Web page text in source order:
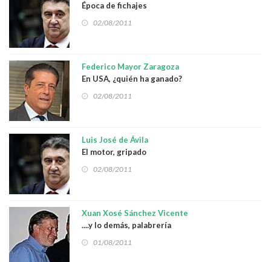
Época de fichajes
02/08/2011
Federico Mayor Zaragoza
En USA, ¿quién ha ganado?
02/08/2011
Luis José de Ávila
El motor, gripado
02/08/2011
Xuan Xosé Sánchez Vicente
....y lo demás, palabrería
01/08/2011